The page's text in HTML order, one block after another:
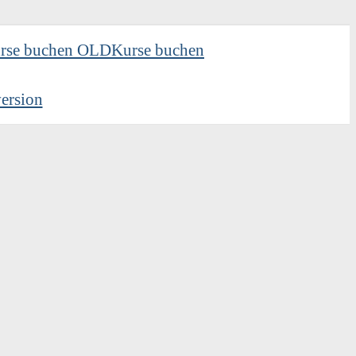
buchen OLDKurse buchen